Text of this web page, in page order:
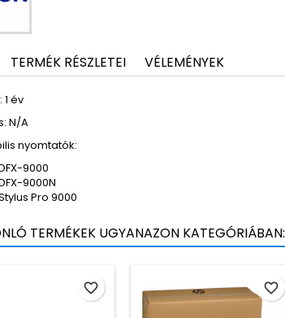
TERMÉK RÉSZLETEI VÉLEMÉNYEK
év
N/A
nyomtatók:
9000
9000N
Pro 9000
TERMÉKEK UGYANAZON KATEGÓRIÁBAN:
favorite_border favorite_border